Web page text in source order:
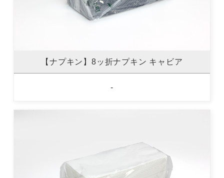
【ナプキン】8ッ折ナプキン キャビア
-